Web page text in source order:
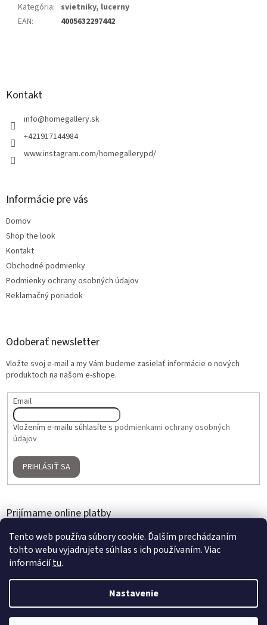
Tento web používa súbory cookie. Ďalším prechádzaním
tohto webu vyjadrujete súhlas s ich používaním. Viac
informáciítu.
Nastavenie
Kategória: svietniky, lucerny
EAN: 4005632297442
Kontakt
info@homegallery.sk
+421917144984
www.instagram.com/homegallerypd/
Informácie pre vás
Domov
Shop the look
Kontakt
Obchodné podmienky
Podmienky ochrany osobných údajov
Reklamačný poriadok
Odoberať newsletter
Vložte svoj e-mail a my Vám budeme zasielať informácie o nových
produktoch na našom e-shope.
Email
Vložením e-mailu súhlasíte s podmienkami ochrany osobných
údajov
PRIHLÁSIŤ SA
Prijímame online platby
Vytvoril Shoptet